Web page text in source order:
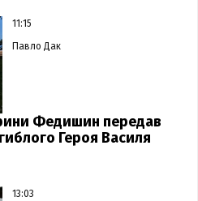
11:15
Павло Дак
Федишин передав
Героя Василя
13:03